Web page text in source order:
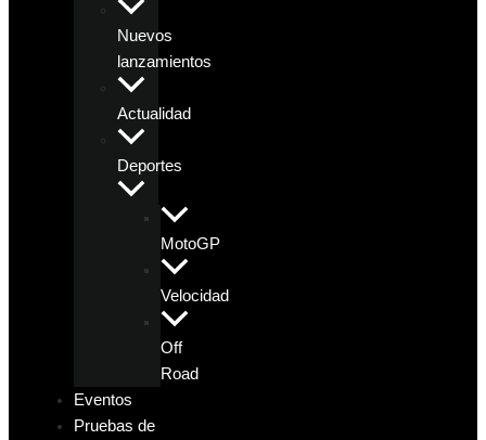
Nuevos
lanzamientos
Actualidad
Deportes
MotoGP
Velocidad
Off
Road
Eventos
Pruebas de